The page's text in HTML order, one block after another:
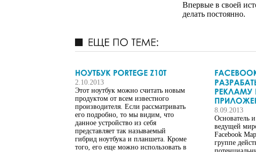
Впервые в своей
делать постоянно.
2.10.2013
Этот ноутбук можно считать новым
продуктом от всем известного
производителя. Если рассматривать
его подробно, то мы видим, что
данное устройство из себя
представляет так называемый
гибрид ноутбука и планшета. Кроме
того, его еще можно использовать в
8.09.2013
Основатель
ведущей
Facebook
группе